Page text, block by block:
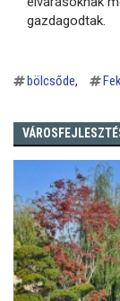
gazdagodtak.
bölcsőde